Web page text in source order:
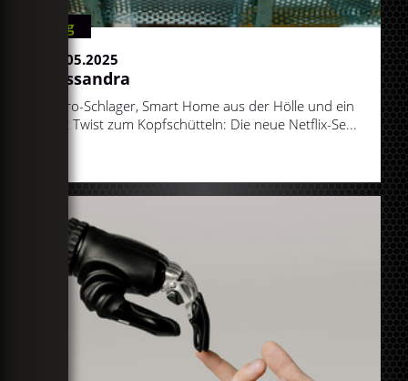
Blog
13.05.2025
Cassandra
Retro-Schlager, Smart Home aus der Hölle und ein
Plot Twist zum Kopfschütteln: Die neue Netflix-Se...